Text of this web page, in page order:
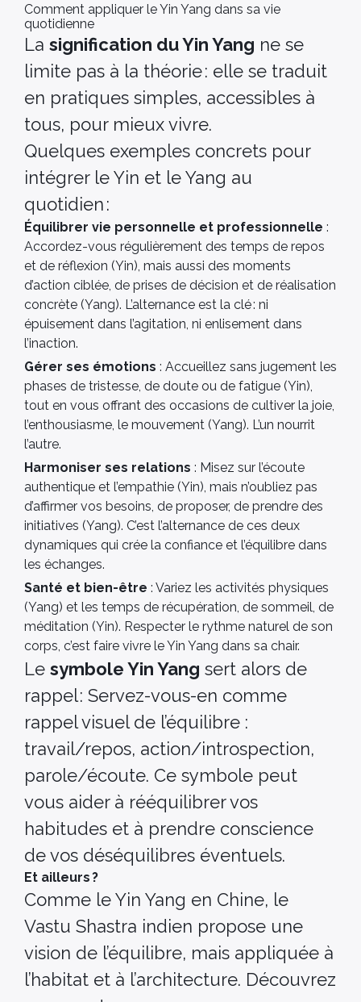
Comment appliquer le Yin Yang dans sa vie
quotidienne
La signification du Yin Yang ne se
limite pas à la théorie : elle se traduit
en pratiques simples, accessibles à
tous, pour mieux vivre.
Quelques exemples concrets pour
intégrer le Yin et le Yang au
quotidien :
Équilibrer vie personnelle et professionnelle :
Accordez-vous régulièrement des temps de repos
et de réflexion (Yin), mais aussi des moments
d’action ciblée, de prises de décision et de réalisation
concrète (Yang). L’alternance est la clé : ni
épuisement dans l’agitation, ni enlisement dans
l’inaction.
Gérer ses émotions : Accueillez sans jugement les
phases de tristesse, de doute ou de fatigue (Yin),
tout en vous offrant des occasions de cultiver la joie,
l’enthousiasme, le mouvement (Yang). L’un nourrit
l’autre.
Harmoniser ses relations : Misez sur l’écoute
authentique et l’empathie (Yin), mais n’oubliez pas
d’affirmer vos besoins, de proposer, de prendre des
initiatives (Yang). C’est l’alternance de ces deux
dynamiques qui crée la confiance et l’équilibre dans
les échanges.
Santé et bien-être : Variez les activités physiques
(Yang) et les temps de récupération, de sommeil, de
méditation (Yin). Respecter le rythme naturel de son
corps, c’est faire vivre le Yin Yang dans sa chair.
Le symbole Yin Yang sert alors de
rappel : Servez-vous-en comme
rappel visuel de l’équilibre :
travail/repos, action/introspection,
parole/écoute. Ce symbole peut
vous aider à rééquilibrer vos
habitudes et à prendre conscience
de vos déséquilibres éventuels.
Et ailleurs ?
Comme le Yin Yang en Chine, le
Vastu Shastra indien propose une
vision de l’équilibre, mais appliquée à
l’habitat et à l’architecture. Découvrez